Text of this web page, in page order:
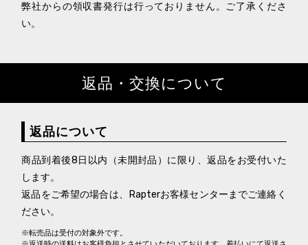
弊社からの領収書発行は行っておりません。ご了承くださ
い。
返品・交換について
返品について
商品到着後8日以内（未開封品）に限り、返品をお受付いた
します。
返品をご希望の場合は、Rapterお客様センターまでご連絡く
ださい。
※転売品は受付の対象外です。